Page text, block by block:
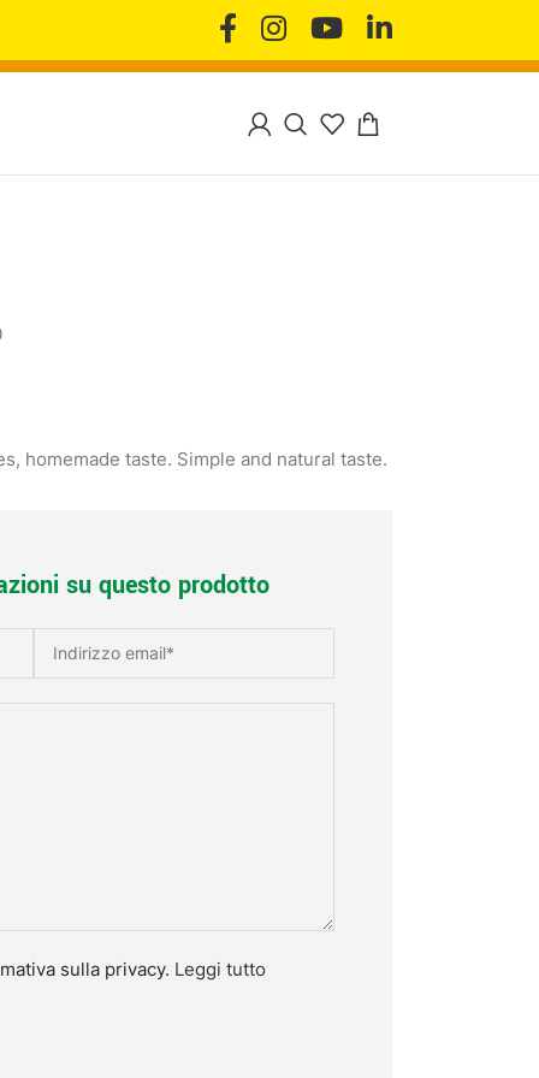
homemade taste. Simple and natural taste.
su questo prodotto
sulla privacy. Leggi tutto